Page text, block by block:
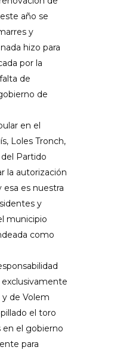
año se
y
hizo para
por la
de
de
en el
Loles Tronch,
Partido
la autorización
esa es nuestra
y
municipio
como
y de Volem
el toro
en el gobierno
para